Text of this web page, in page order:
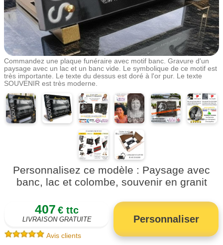
Commandez une plaque funéraire avec motif banc. Gravure d'un
paysage avec un lac et un banc vide. Le symbolique de ce motif est
très importante. Le texte du dessus est doré à l'or pur. Le texte
SOUVENIR est très moderne.
Personnalisez ce modèle : Paysage avec
banc, lac et colombe, souvenir en granit
407 € ttc
LIVRAISON GRATUITE Personnaliser
Avis clients